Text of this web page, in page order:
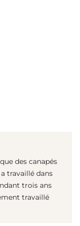
des canapés
travaillé dans
trois ans
travaillé